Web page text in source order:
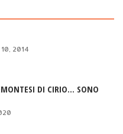
2014
DI CIRIO... SONO